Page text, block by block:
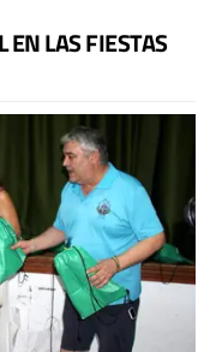
LAS FIESTAS